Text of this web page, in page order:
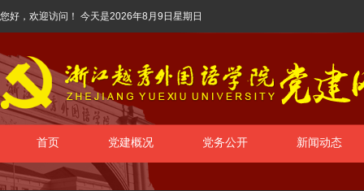
您好，欢迎访问！ 今天是2026年8月9日星期日
首页 党建概况 党务公开 新闻动态